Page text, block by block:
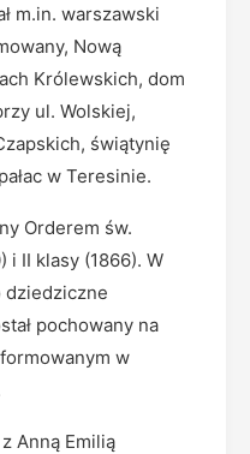
m.in. warszawski
Nową
Królewskich, dom
ul. Wolskiej,
świątynię
w Teresinie.
Orderem św.
i II klasy (1866). W
dziedziczne
pochowany na
w
Anną Emilią